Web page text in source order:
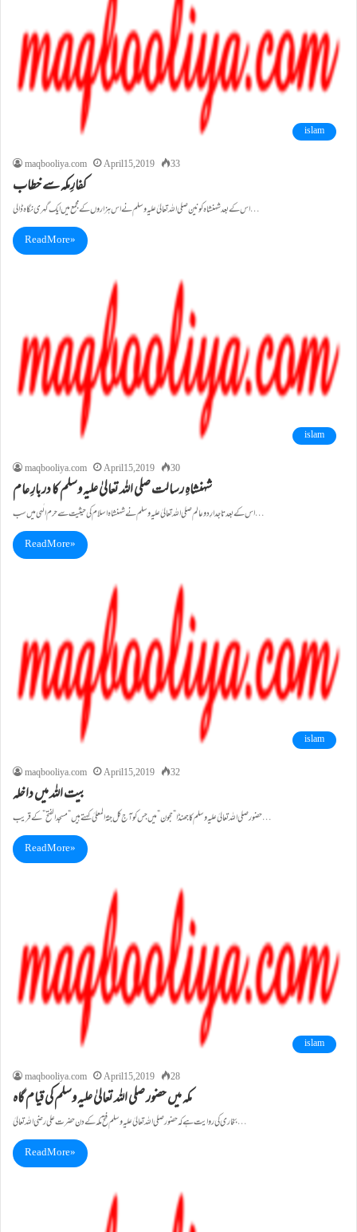
islam
maqbooliya.com
April 15, 2019 33
کفارِمکہ سے خطاب
اس کے بعد شہنشاہ کونین صلی اللہ تعالیٰ علیہ وسلم نے اس ہزاروں کے مجمع میں ایک گہری نگاہ ڈالی…
Read More »
islam
maqbooliya.com
April 15, 2019 30
شہنشاہِ رسالت صلی اللہ تعالیٰ علیہ وسلم کا دربارِ عام
اس کے بعد تاجدارِ دوعالم صلی اللہ تعالیٰ علیہ وسلم نے شہنشاہ اسلام کی حیثیت سے حرم الٰہی میں سب…
Read More »
islam
maqbooliya.com
April 15, 2019 32
بیت اللہ میں داخلہ
حضور صلی اللہ تعالیٰ علیہ وسلم کا جھنڈا ”حجون” میں جس کو آج کل جنۃ المعلیٰ کہتے ہیں ”مسجدالفتح”کے قریب…
Read More »
islam
maqbooliya.com
April 15, 2019 28
مکہ میں حضور صلی اللہ تعالیٰ علیہ وسلم کی قیام گاہ
بخاری کی روایت ہے کہ حضور صلی اللہ تعالیٰ علیہ وسلم فتح مکہ کے دن حضرت علی رضی اللہ تعالیٰ…
Read More »